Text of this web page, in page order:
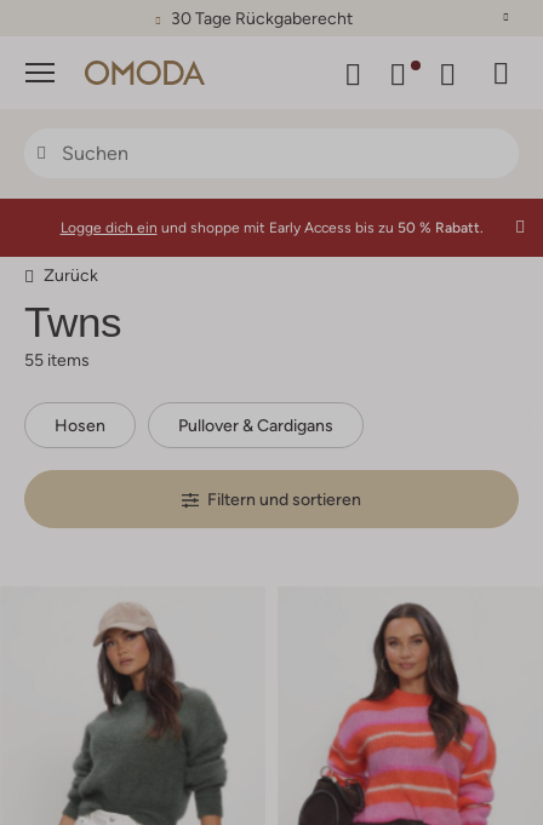
30 Tage Rückgaberecht
Menü
Logge dich ein und shoppe mit Early Access bis zu 50 % Rabatt.
Zurück
Twns
55 items
Hosen Pullover & Cardigans
Filtern und sortieren